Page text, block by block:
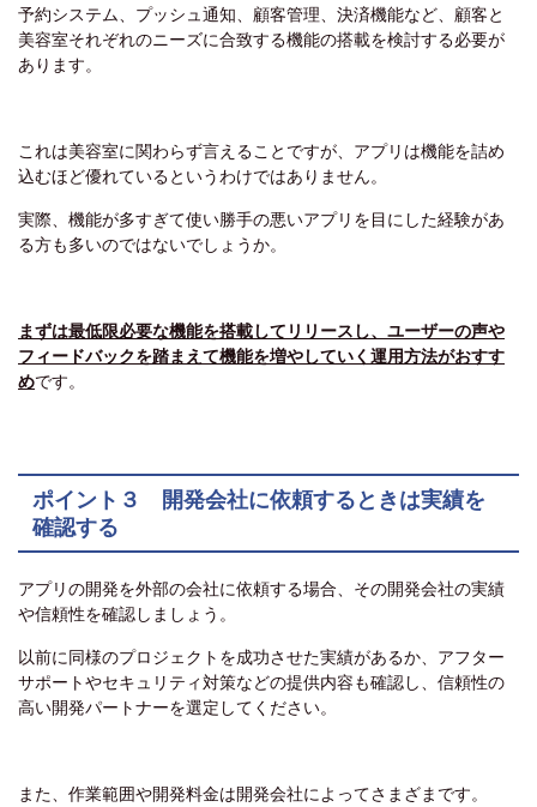
予約システム、プッシュ通知、顧客管理、決済機能など、顧客と
美容室それぞれのニーズに合致する機能の搭載を検討する必要が
あります。
これは美容室に関わらず言えることですが、アプリは機能を詰め
込むほど優れているというわけではありません。
実際、機能が多すぎて使い勝手の悪いアプリを目にした経験があ
る方も多いのではないでしょうか。
まずは最低限必要な機能を搭載してリリースし、ユーザーの声や
フィードバックを踏まえて機能を増やしていく運用方法がおすす
めです。
ポイント３ 開発会社に依頼するときは実績を
確認する
アプリの開発を外部の会社に依頼する場合、その開発会社の実績
や信頼性を確認しましょう。
以前に同様のプロジェクトを成功させた実績があるか、アフター
サポートやセキュリティ対策などの提供内容も確認し、信頼性の
高い開発パートナーを選定してください。
また、作業範囲や開発料金は開発会社によってさまざまです。